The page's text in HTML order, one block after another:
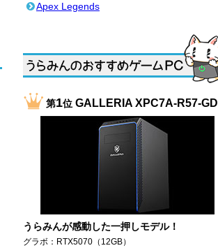
Apex Legends
第1位GALLERIA XPC7A-R57-GD
うらみんが感動した一押しモデル！
グラボ：RTX5070（12GB）